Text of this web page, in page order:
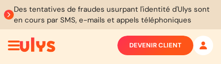
Des tentatives de fraudes usurpant l'identité d'Ulys sont
en cours par SMS, e-mails et appels téléphoniques
DEVENIR CLIENT